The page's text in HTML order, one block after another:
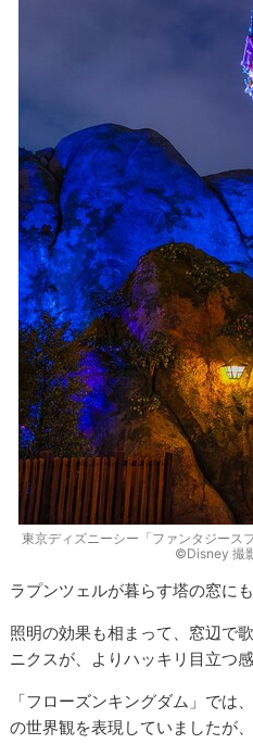
東京ディズニーシー「ファンタジース
©Disney 撮
ラプンツェルが暮らす塔の窓に
照明の効果も相まって、窓辺で
ニクスが、よりハッキリ目立つ感
「フローズンキングダム」では
の世界観を表現していましたが